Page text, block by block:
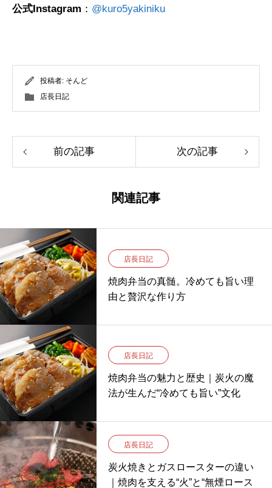
公式Instagram ： @kuro5yakiniku
投稿者: そんど
店長日記
前の記事 次の記事
関連記事
店長日記
焼肉弁当の真髄。冷めても旨い理
由と贅沢な作り方
店長日記
焼肉弁当の魅力と歴史｜炭火の魔
法が生んだ“冷めても旨い”文化
店長日記
炭火焼きとガスロースターの違い
｜焼肉を支える“火”と“無煙ロース